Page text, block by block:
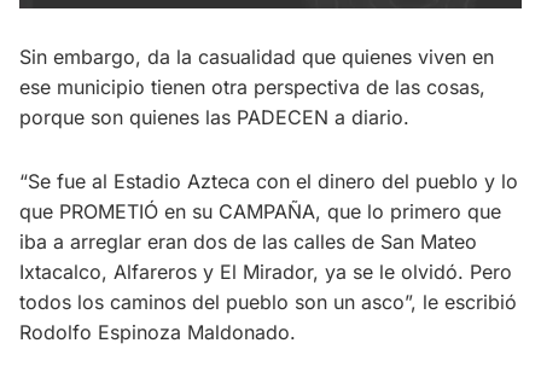
Sin embargo, da la casualidad que quienes viven en
ese municipio tienen otra perspectiva de las cosas,
porque son quienes las PADECEN a diario.
“Se fue al Estadio Azteca con el dinero del pueblo y lo
que PROMETIÓ en su CAMPAÑA, que lo primero que
iba a arreglar eran dos de las calles de San Mateo
Ixtacalco, Alfareros y El Mirador, ya se le olvidó. Pero
todos los caminos del pueblo son un asco”, le escribió
Rodolfo Espinoza Maldonado.